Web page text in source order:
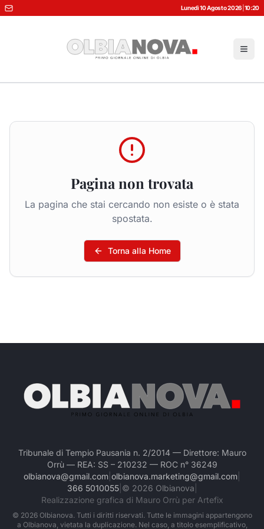
Lunedì 10 Agosto 2026 10:20
Pagina non trovata
La pagina che stai cercando non esiste o è stata
spostata.
Torna alla Home
Tribunale di Tempio Pausania n. 2/2014 — Direttore: Mauro
Orrù — REA: SS – 210232 — ROC n° 36249
olbianova@gmail.com olbianova.marketing@gmail.com
366 5010055| © 2026 Olbianova
Realizzazione grafica di Mauro Orrù per Artefix
© 2026Olbianova. Tutti i diritti riservati. Tutte le immagini appartengono
a Olbianova, vietata la duplicazione. Nel caso, a titolo esemplificativo,